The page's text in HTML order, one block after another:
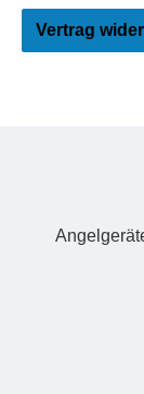
Vertrag